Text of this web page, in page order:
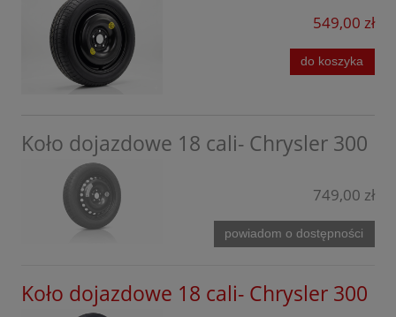
Cupra
Dacia
Ford
Forthing
Geely
549,00 zł
do koszyka
Koło dojazdowe 18 cali- Chrysler 300
749,00 zł
powiadom o dostępności
Koło dojazdowe 18 cali- Chrysler 300